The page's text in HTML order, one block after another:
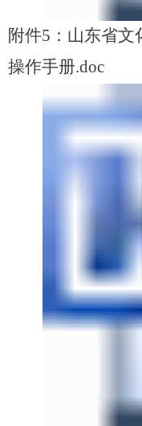
附件5：山东省文
操作手册.doc